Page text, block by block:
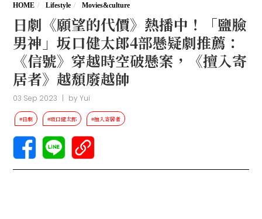
HOME Lifestyle Movies&culture
日劇《願望的代價》熱播中！「鹽臉
男神」坂口健太郎4部懸疑劇推薦：
《信號》穿越時空破懸案，《擅入寄
居者》越頹廢越帥
03 Sep 2023 | byYui
#日劇 #坂口健太郎 #擅入寄居者